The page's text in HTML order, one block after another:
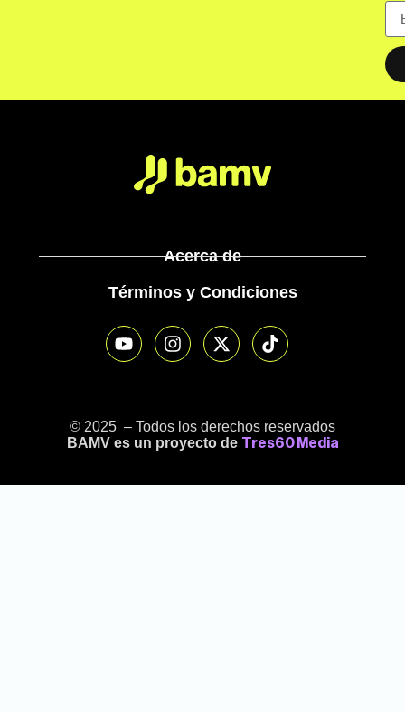
Acerca de
Términos y Condiciones
© 2025 – Todos los derechos reservados
BAMV es un proyecto de Tres60 Media